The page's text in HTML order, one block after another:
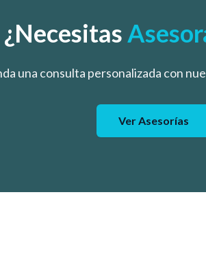
¿Necesitas
una consulta personalizada con
Ver Asesorías